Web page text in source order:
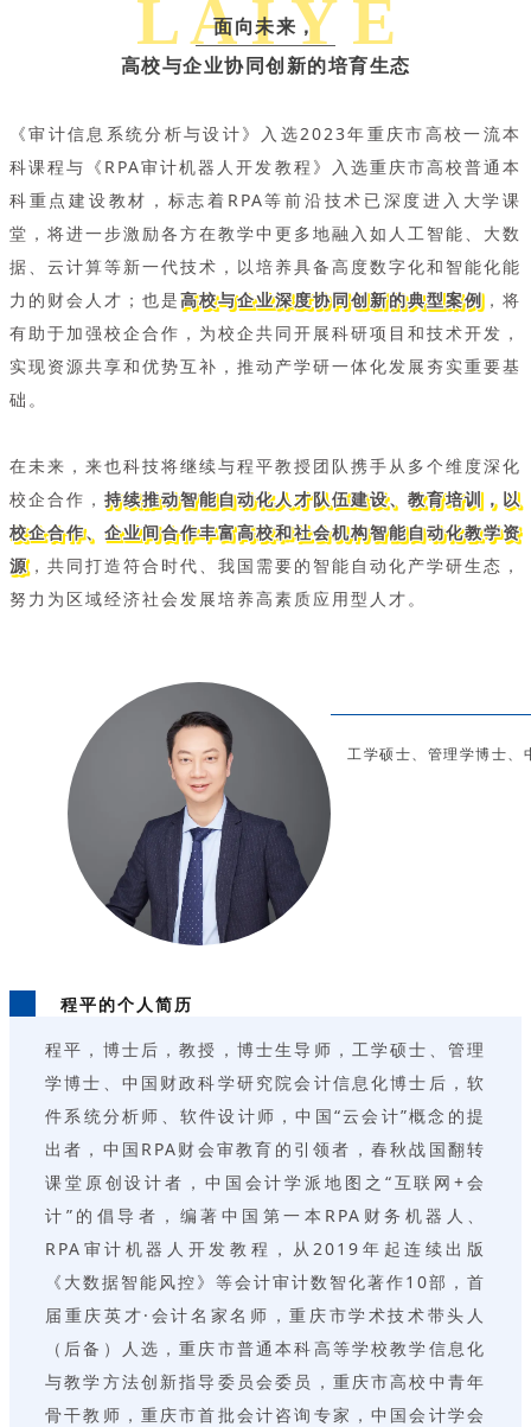
L A I Y E
面向未来，
高校与企业协同创新的培育生态
《审计信息系统分析与设计》入选2023年重庆市高校一流本
科课程与《RPA审计机器人开发教程》入选重庆市高校普通本
科重点建设教材，标志着RPA等前沿技术已深度进入大学课
堂，将进一步激励各方在教学中更多地融入如人工智能、大数
据、云计算等新一代技术，以培养具备高度数字化和智能化能
力的财会人才；也是高校与企业深度协同创新的典型案例，将
有助于加强校企合作，为校企共同开展科研项目和技术开发，
实现资源共享和优势互补，推动产学研一体化发展夯实重要基
础。
在未来，来也科技将继续与程平教授团队携手从多个维度深化
校企合作， 持续推动智能自动化人才队伍建设、教育培训，以
校企合作、企业间合作丰富高校和社会机构智能自动化教学资
源，共同打造符合时代、我国需要的智能自动化产学研生态，
努力为区域经济社会发展培养高素质应用型人才。
工学硕士、管理学博士
程平的个人简历
程平，博士后，教授，博士生导师，工学硕士、管理
学博士、中国财政科学研究院会计信息化博士后，软
件系统分析师、软件设计师，中国“云会计”概念的提
出者，中国RPA财会审教育的引领者，春秋战国翻转
课堂原创设计者，中国会计学派地图之“互联网+会
计”的倡导者，编著中国第一本RPA财务机器人、
RPA审计机器人开发教程，从2019年起连续出版
《大数据智能风控》等会计审计数智化著作10部，首
届重庆英才·会计名家名师，重庆市学术技术带头人
（后备）人选，重庆市普通本科高等学校教学信息化
与教学方法创新指导委员会委员，重庆市高校中青年
骨干教师，重庆市首批会计咨询专家，中国会计学会